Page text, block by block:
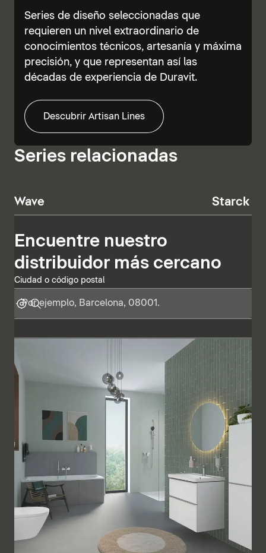
Series de diseño seleccionadas que
requieren un nivel extraordinario de
conocimientos técnicos, artesanía y máxima
precisión, y que representan así las
décadas de experiencia de Duravit.
Descubrir Artisan Lines
Series relacionadas
Wave Starck T
Encuentre nuestro
distribuidor más cercano
Ciudad o código postal